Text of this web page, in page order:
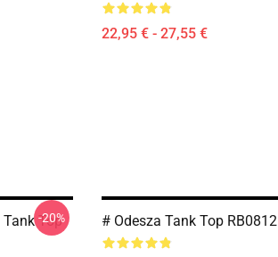
22,95 € - 27,55 €
Tank Top
-20% # Odesza Tank Top RB0812